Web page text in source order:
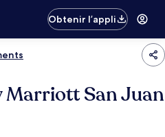
Obtenir l’appli
Marriott San Juan